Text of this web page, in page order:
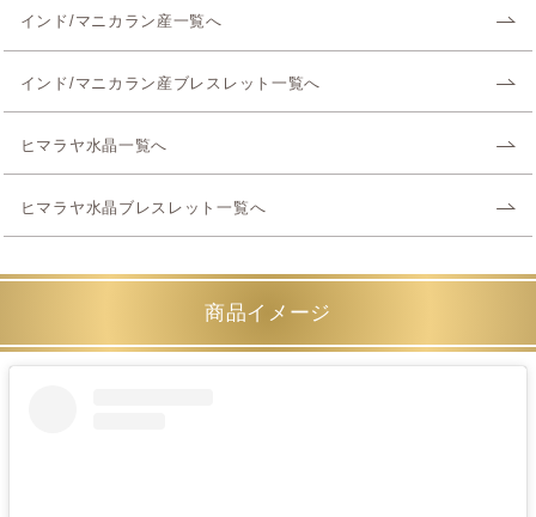
インド/マニカラン産一覧へ
インド/マニカラン産ブレスレット一覧へ
ヒマラヤ水晶一覧へ
ヒマラヤ水晶ブレスレット一覧へ
商品イメージ